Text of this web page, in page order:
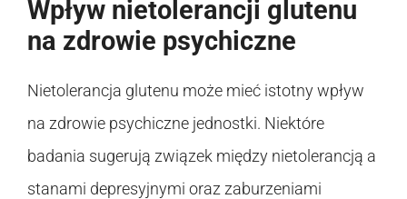
Wpływ nietolerancji glutenu
na zdrowie psychiczne
Nietolerancja glutenu może mieć istotny wpływ
na zdrowie psychiczne jednostki. Niektóre
badania sugerują związek między nietolerancją a
stanami depresyjnymi oraz zaburzeniami